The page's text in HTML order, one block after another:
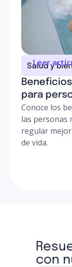
Salud y
para
Conoce los
las personas
regular
de vida.
Leer
con